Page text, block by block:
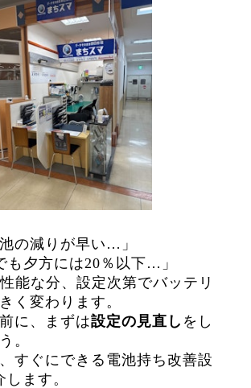
の減りが早い…」
も夕方には20％以下…」
能な分、設定次第でバッテリ
く変わります。
に、まずは設定の見直し をし
。
すぐにできる電池持ち改善設
ます。